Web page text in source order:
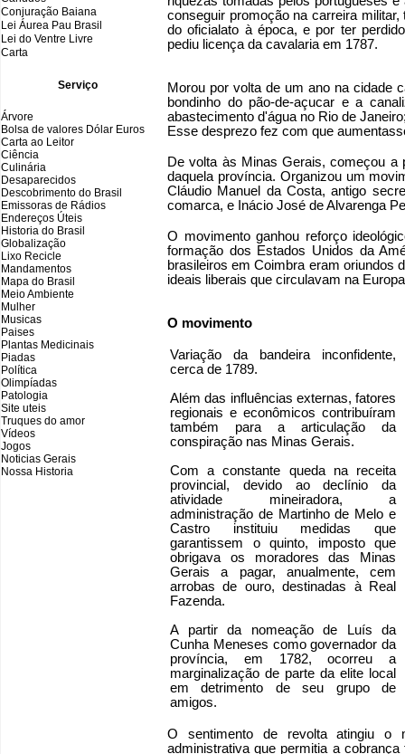
Conjuração Baiana
Lei Áurea Pau Brasil
Lei do Ventre Livre
Carta
Serviço
Árvore
Bolsa de valores Dólar Euros
Carta ao Leitor
Ciência
Culinária
Desaparecidos
Descobrimento do Brasil
Emissoras de Rádios
Endereços Úteis
Historia do Brasil
Globalização
Lixo Recicle
Mandamentos
Mapa do Brasil
Meio Ambiente
Mulher
Musicas
Paises
Plantas Medicinais
Piadas
Política
Olimpíadas
Patologia
Site uteis
Truques do amor
Vídeos
Jogos
Noticias Gerais
Nossa Historia
conseguir promoção na carreira
do oficialato à época, e por ter
pediu licença da cavalaria em 1787.
Morou por volta de um ano na cidade
bondinho do pão-de-açucar e a
abastecimento d'água no Rio de
Esse desprezo fez com que
De volta às Minas Gerais, começou a
daquela província. Organizou um
Cláudio Manuel da Costa, antigo
comarca, e Inácio José de Alvarenga
O movimento ganhou reforço
formação dos Estados Unidos da
brasileiros em Coimbra eram oriundos
ideais liberais que circulavam na
O movimento
Variação da bandeira inconfidente,
cerca de 1789.
Além das influências externas, fatores
regionais e econômicos contribuíram
também para a articulação da
conspiração nas Minas Gerais.
Com a constante queda na receita
provincial, devido ao declínio da
atividade mineiradora, a
administração de Martinho de Melo e
Castro instituiu medidas que
garantissem o quinto, imposto que
obrigava os moradores das Minas
Gerais a pagar, anualmente, cem
arrobas de ouro, destinadas à Real
Fazenda.
A partir da nomeação de Luís da
Cunha Meneses como governador da
província, em 1782, ocorreu a
marginalização de parte da elite local
em detrimento de seu grupo de
amigos.
O sentimento de revolta atingiu o
administrativa que permitia a